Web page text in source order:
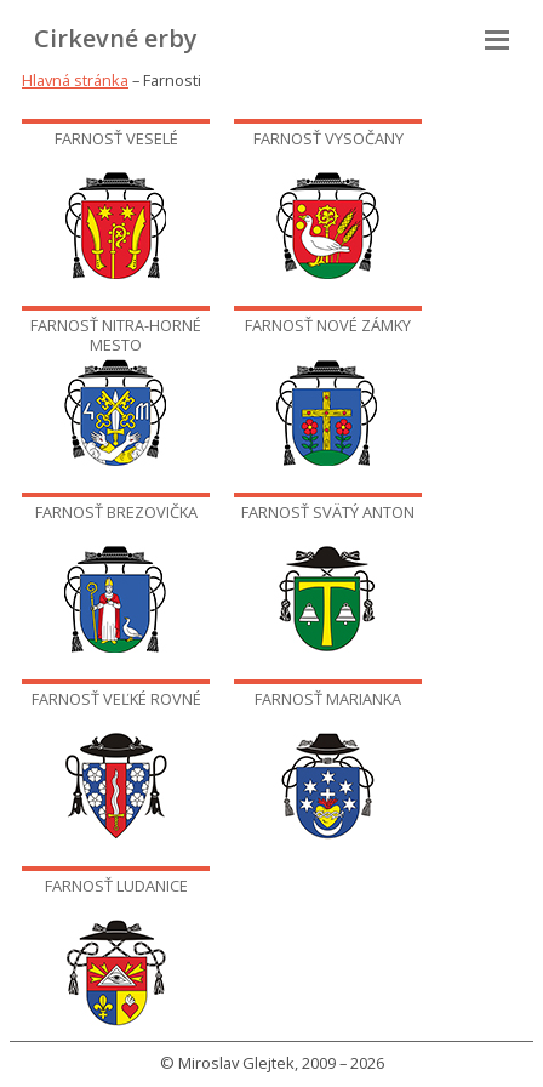
Cirkevné erby
Hlavná stránka – Farnosti
FARNOSŤ VESELÉ FARNOSŤ VYSOČANY
FARNOSŤ NITRA-HORNÉ
MESTO
FARNOSŤ NOVÉ ZÁMKY
FARNOSŤ BREZOVIČKA FARNOSŤ SVÄTÝ ANTON
FARNOSŤ VEĽKÉ ROVNÉ FARNOSŤ MARIANKA
FARNOSŤ LUDANICE
© Miroslav Glejtek, 2009 – 2026